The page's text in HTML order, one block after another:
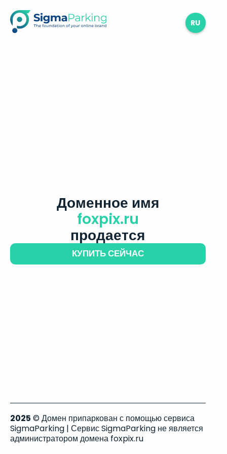
RU
Доменное имя
foxpix.ru
продается
КУПИТЬ СЕЙЧАС
2025 © Домен припаркован с помощью сервиса
SigmaParking | Сервис SigmaParking не является
администратором домена foxpix.ru